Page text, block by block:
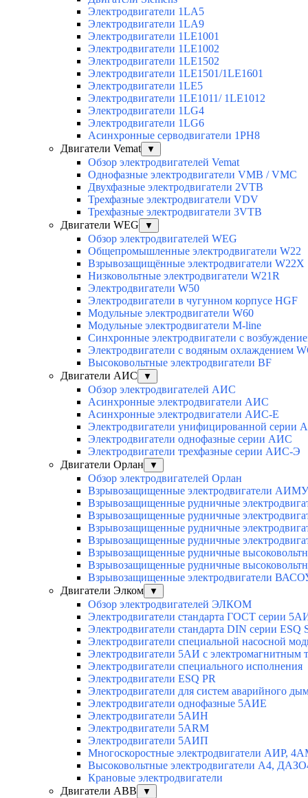
Электродвигатели 1LA5
Электродвигатели 1LA9
Электродвигатели 1LE1001
Электродвигатели 1LE1002
Электродвигатели 1LE1502
Электродвигатели 1LE1501/1LE1601
Электродвигатели 1LE5
Электродвигатели 1LE1011/ 1LE1012
Электродвигатели 1LG4
Электродвигатели 1LG6
Асинхронные серводвигатели 1PH8
Двигатели Vemat
▼
Обзор электродвигателей Vemat
Однофазные электродвигатели VMB / VMC
Двухфазные электродвигатели 2VTB
Трехфазные электродвигатели VDV
Трехфазные электродвигатели 3VTB
Двигатели WEG
▼
Обзор электродвигателей WEG
Общепромышленные электродвигатели W22
Взрывозащищённые электродвигатели W22X
Низковольтные электродвигатели W21R
Электродвигатели W50
Электродвигатели в чугунном корпусе HGF
Модульные электродвигатели W60
Модульные электродвигатели M-line
Синхронные электродвигатели с
Электродвигатели с водяным охлаждением
Высоковольтные электродвигатели BF
Двигатели АИС
▼
Обзор электродвигателей АИС
Асинхронные электродвигатели АИС
Асинхронные электродвигатели АИС-Е
Электродвигатели унифицированной серии
Электродвигатели однофазные серии АИС
Электродвигатели трехфазные серии АИС-Э
Двигатели Орлан
▼
Обзор электродвигателей Орлан
Взрывозащищенные электродвигатели
Взрывозащищенные рудничные
Взрывозащищенные рудничные
Взрывозащищенные рудничные
Взрывозащищенные рудничные
Взрывозащищенные рудничные
Взрывозащищенные рудничные
Взрывозащищенные электродвигатели
Двигатели Элком
▼
Обзор электродвигателей ЭЛКОМ
Электродвигатели стандарта ГОСТ серии
Электродвигатели стандарта DIN серии ESQ
Электродвигатели специальной насосной
Электродвигатели 5АИ с электромагнитным
Электродвигатели специального исполнения
Электродвигатели ESQ PR
Электродвигатели для систем аварийного
Электродвигатели однофазные 5АИЕ
Электродвигатели 5АИН
Электродвигатели 5АRМ
Электродвигатели 5АИП
Многоскоростные электродвигатели АИР,
Высоковольтные электродвигатели А4,
Крановые электродвигатели
Двигатели ABB
▼